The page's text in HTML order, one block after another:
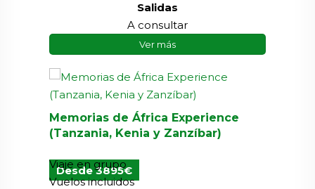
Salidas
A consultar
Ver más
Desde 3895€
Memorias de África Experience
(Tanzania, Kenia y Zanzíbar)
Viaje en grupo
Vuelos incluidos